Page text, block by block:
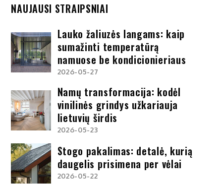
NAUJAUSI STRAIPSNIAI
Lauko žaliuzės langams: kaip
sumažinti temperatūrą
namuose be kondicionieriaus
2026-05-27
Namų transformacija: kodėl
vinilinės grindys užkariauja
lietuvių širdis
2026-05-23
Stogo pakalimas: detalė, kurią
daugelis prisimena per vėlai
2026-05-22